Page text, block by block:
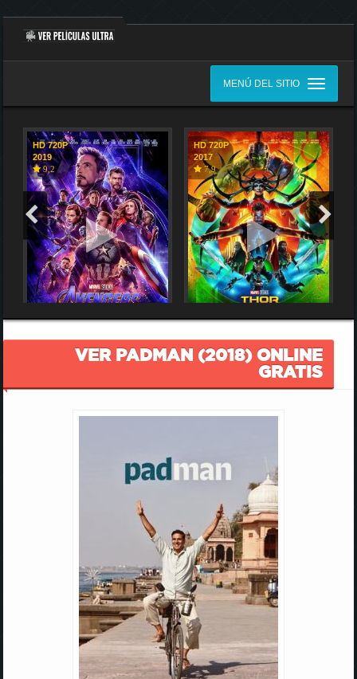
MENÚ DEL SITIO
HD 720P
2019
9,2
HD 720P
2017
7,9
VER PADMAN (2018) ONLINE
GRATIS